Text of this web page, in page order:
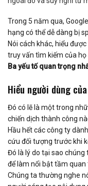
Trong 5 năm qua,
hạng có thể dễ dàng bị
Nói cách khác, hiểu
truy vấn tìm kiếm của họ
Ba yếu tố quan trọng
Hiểu người dùng
Đó có lẽ là một trong
chiến dịch thành công
Hầu hết các công ty
cứu đối tượng trước khi
Đó là lý do tại sao
để làm nổi bật tầm quan
Chúng ta thường nghe